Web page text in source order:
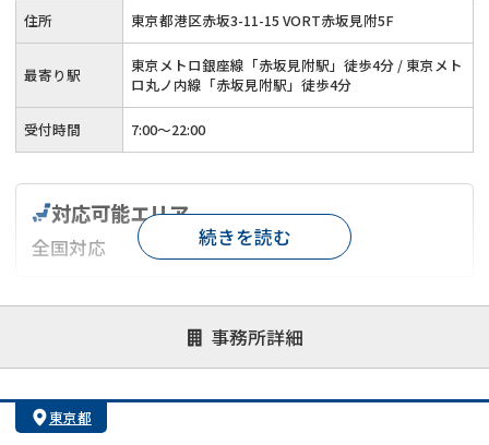
住所 東京都港区赤坂3-11-15 VORT赤坂見附5F
最寄り駅
東京メトロ銀座線「赤坂見附駅」徒歩4分 / 東京メト
ロ丸ノ内線「赤坂見附駅」徒歩4分
受付時間 7:00〜22:00
事務所詳細
対応可能エリア
全国対応
対応が親身 オンライン面談可能
レスポンスが早い
1億円以上の買取可
続きを読む
東京都